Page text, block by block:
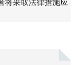
将采取法律措施应